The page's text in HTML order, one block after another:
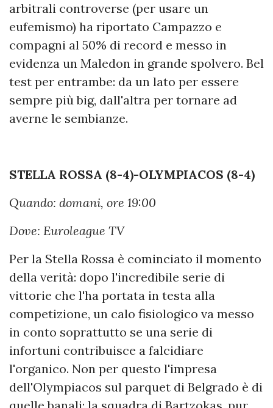
arbitrali controverse (per usare un
eufemismo) ha riportato Campazzo e
compagni al 50% di record e messo in
evidenza un Maledon in grande spolvero. Bel
test per entrambe: da un lato per essere
sempre più big, dall'altra per tornare ad
averne le sembianze.
STELLA ROSSA (8-4)-OLYMPIACOS (8-4)
Quando: domani, ore 19:00
Dove: Euroleague TV
Per la Stella Rossa è cominciato il momento
della verità: dopo l'incredibile serie di
vittorie che l'ha portata in testa alla
competizione, un calo fisiologico va messo
in conto soprattutto se una serie di
infortuni contribuisce a falcidiare
l'organico. Non per questo l'impresa
dell'Olympiacos sul parquet di Belgrado è di